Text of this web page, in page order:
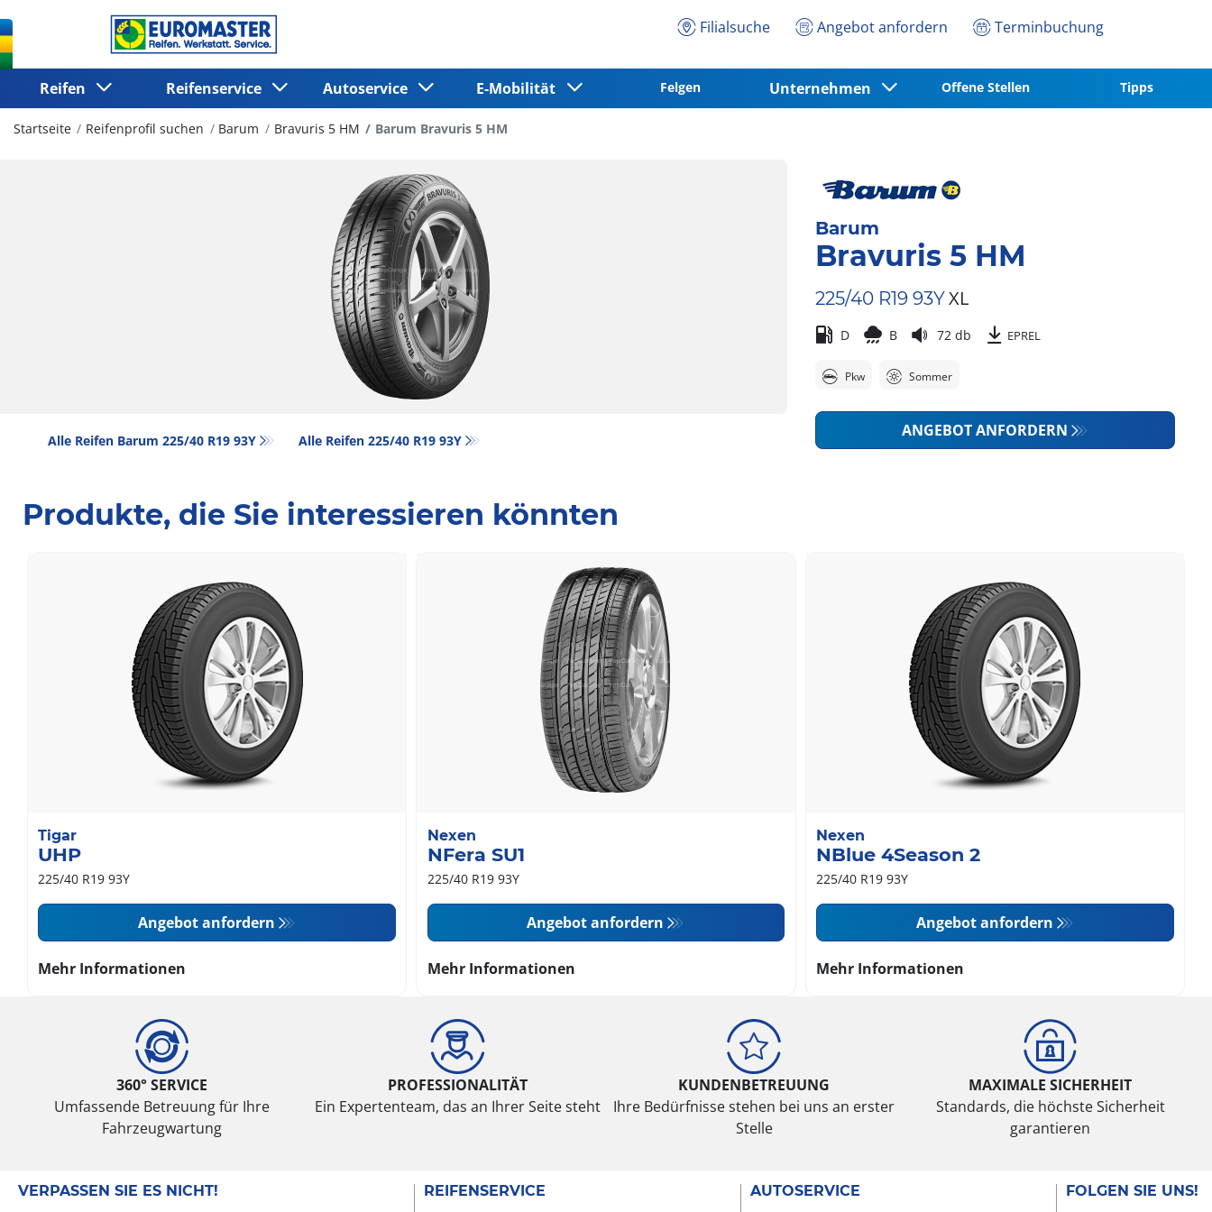
Filialsuche Angebot anfordern Terminbuchung
Reifen Reifenservice Autoservice E-Mobilität Felgen Unternehmen Offene Stellen Tipps
Startseite Reifenprofil suchen Barum Bravuris 5 HM Barum Bravuris 5 HM
Alle Reifen Barum 225/40 R19 93Y Alle Reifen‎ 225/40 R19 93Y
Barum
Bravuris 5 HM
225/40 R19 93YXL
D B 72 db EPREL
Pkw Sommer
ANGEBOT ANFORDERN
Produkte, die Sie interessieren könnten
Tigar
UHP
225/40 R19 93Y
Angebot anfordern
Mehr Informationen
Nexen
NFera SU1
225/40 R19 93Y
Angebot anfordern
Mehr Informationen
Nexen
NBlue 4Season 2
225/40 R19 93Y
Angebot anfordern
Mehr Informationen
360° SERVICE
Umfassende Betreuung für Ihre
Fahrzeugwartung
PROFESSIONALITÄT
Ein Expertenteam, das an Ihrer Seite steht
KUNDENBETREUUNG
Ihre Bedürfnisse stehen bei uns an erster
Stelle
MAXIMALE SICHERHEIT
Standards, die höchste Sicherheit
garantieren
VERPASSEN SIE ES NICHT!
REIFENSERVICE
AUTOSERVICE
FOLGEN SIE UNS!